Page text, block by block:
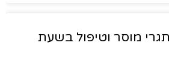
מוסר וטיפול בשעת